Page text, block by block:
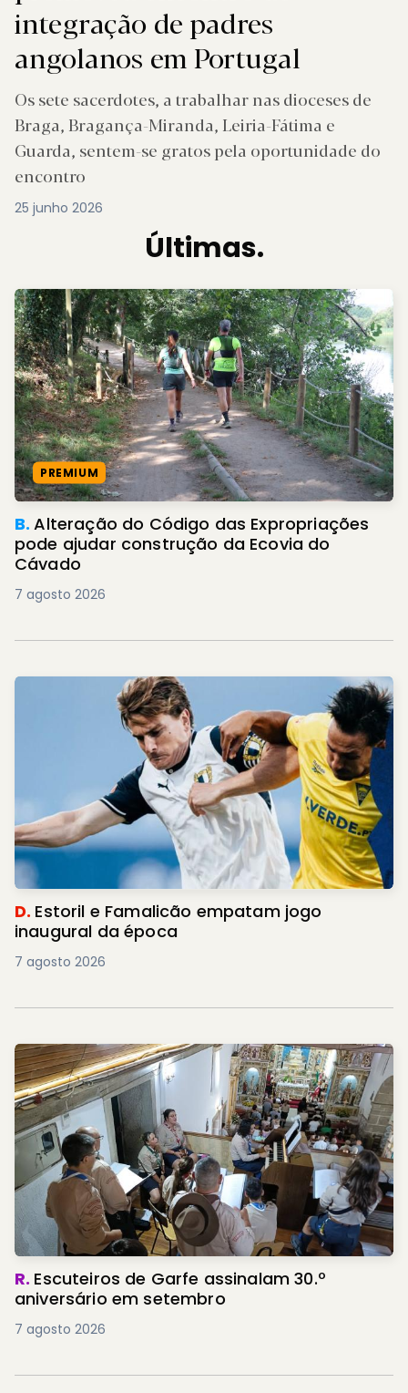
integração de padres
angolanos em Portugal
Os sete sacerdotes, a trabalhar nas dioceses de
Braga, Bragança-Miranda, Leiria-Fátima e
Guarda, sentem-se gratos pela oportunidade do
encontro
25 junho 2026
Últimas.
PREMIUM
B.Alteração do Código das Expropriações
pode ajudar construção da Ecovia do
Cávado
7 agosto 2026
D. Estoril e Famalicão empatam jogo
inaugural da época
7 agosto 2026
R. Escuteiros de Garfe assinalam 30.º
aniversário em setembro
7 agosto 2026